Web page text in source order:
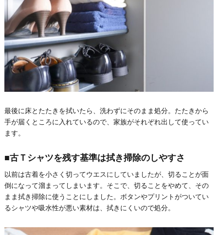
最後に床とたたきを拭いたら、洗わずにそのまま処分。たたきから
手が届くところに入れているので、家族がそれぞれ出して使ってい
ます。
■古Ｔシャツを残す基準は拭き掃除のしやすさ
以前は古着を小さく切ってウエスにしていましたが、切ることが面
倒になって溜まってしまいます。そこで、切ることをやめて、その
まま拭き掃除に使うことにしました。ボタンやプリントがついてい
るシャツや吸水性が悪い素材は、拭きにくいので処分。